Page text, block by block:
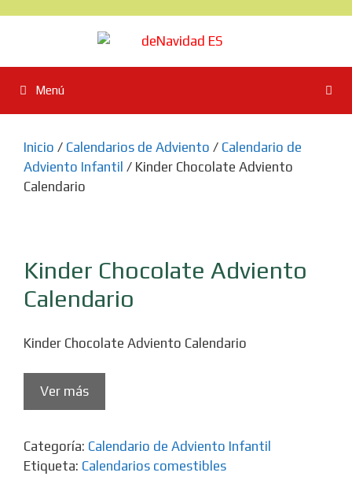
Menú
Inicio / Calendarios de Adviento / Calendario de
Adviento Infantil / Kinder Chocolate Adviento
Calendario
Kinder Chocolate Adviento
Calendario
Kinder Chocolate Adviento Calendario
Ver más
Categoría: Calendario de Adviento Infantil
Etiqueta: Calendarios comestibles